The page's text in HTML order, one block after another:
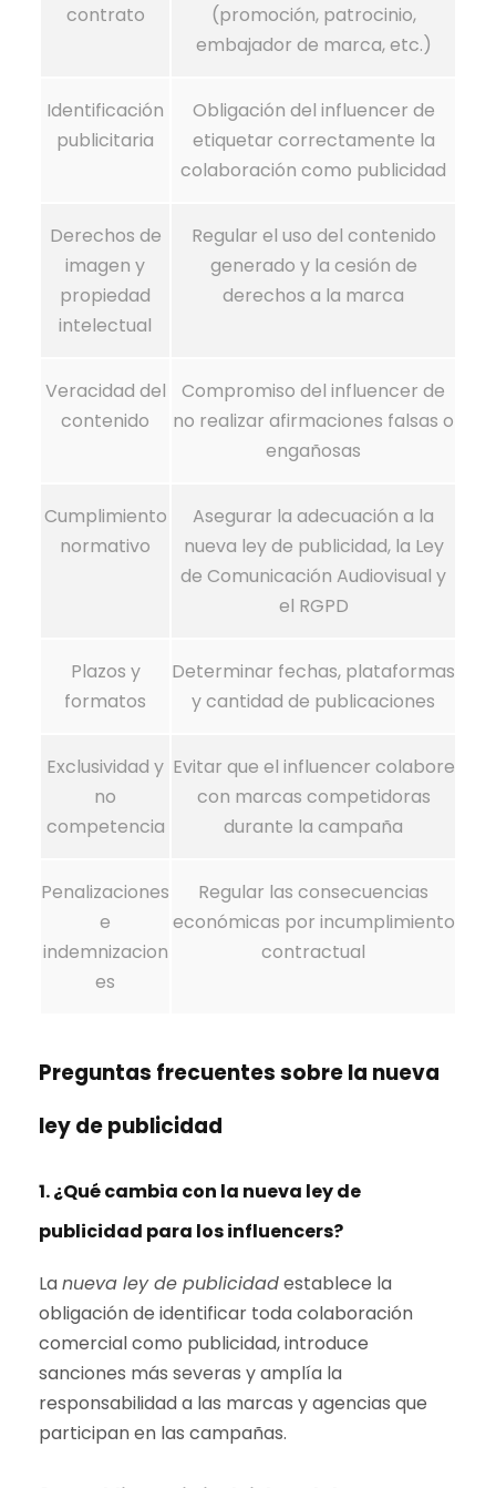
contrato
(promoción, patrocinio,
embajador de marca, etc.)
Identificación
publicitaria
Obligación del influencer de
etiquetar correctamente la
colaboración como publicidad
Derechos de
imagen y
propiedad
intelectual
Regular el uso del contenido
generado y la cesión de
derechos a la marca
Veracidad del
contenido
Compromiso del influencer de
no realizar afirmaciones falsas o
engañosas
Cumplimiento
normativo
Asegurar la adecuación a la
nueva ley de publicidad, la Ley
de Comunicación Audiovisual y
el RGPD
Plazos y
formatos
Determinar fechas, plataformas
y cantidad de publicaciones
Exclusividad y
no
competencia
Evitar que el influencer colabore
con marcas competidoras
durante la campaña
Penalizaciones
e
indemnizacion
es
Regular las consecuencias
económicas por incumplimiento
contractual
Preguntas frecuentes sobre la nueva
ley de publicidad
1. ¿Qué cambia con la nueva ley de
publicidad para los influencers?
Lanueva ley de publicidadestablece la
obligación de identificar toda colaboración
comercial como publicidad, introduce
sanciones más severas y amplía la
responsabilidad a las marcas y agencias que
participan en las campañas.